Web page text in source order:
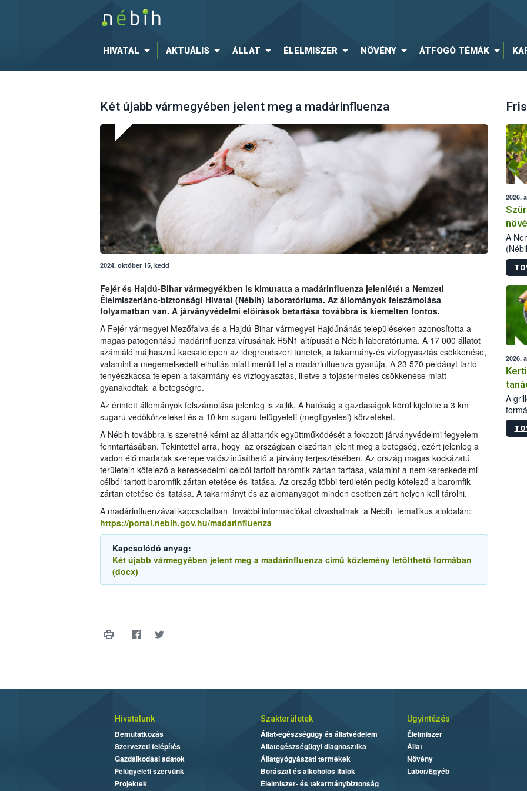
HIVATAL AKTUÁLIS ÁLLAT ÉLELMISZER NÖVÉNY ÁTFOGÓ TÉMÁK
Két újabb vármegyében jelent meg a madárinfluenza
2024. október 15, kedd
Fejér és Hajdú-Bihar vármegyékben is kimutatta a madárinfluenza jelenlétét a Nemzeti
Élelmiszerlánc-biztonsági Hivatal (Nébih) laboratóriuma. Az állományok felszámolása
folyamatban van. A járványvédelmi előírások betartása továbbra is kiemelten fontos.
A Fejér vármegyei Mezőfalva és a Hajdú-Bihar vármegyei Hajdúnánás településeken azonosította a
magas patogenitású madárinfluenza vírusának H5N1 altípusát a Nébih laboratóriuma. A 17 000 állatot
számláló májhasznú kacsatelepen az idegrendszeri tünetek, a takarmány-és vízfogyasztás csökkenése,
valamint a megemelkedett elhullás miatt merült fel a madárinfluenza gyanúja. A 23 570 példányt tartó
tenyészkacsa telepen a takarmány-és vízfogyasztás, illetve a tojástermelés csökkenése miatt
gyanakodtak a betegségre.
Az érintett állományok felszámolása jelenleg is zajlik. A hatóság a gazdaságok körül kijelölte a 3 km
sugarú védőkörzeteket és a 10 km sugarú felügyeleti (megfigyelési) körzeteket.
A Nébih továbbra is szeretné kérni az állattartók együttműködését a fokozott járványvédelmi fegyelem
fenntartásában. Tekintettel arra, hogy az országban elszórtan jelent meg a betegség, ezért jelenleg a
vadon élő madarak szerepe valószínűsíthető a járvány terjesztésében. Az ország magas kockázatú
területein kötelező a kereskedelmi célból tartott baromfik zártan tartása, valamint a nem kereskedelmi
célból tartott baromfik zártan etetése és itatása. Az ország többi területén pedig kötelező a baromfik
zártan etetése és itatása. A takarmányt és az alomanyagot minden esetben zárt helyen kell tárolni.
A madárinfluenzával kapcsolatban további információkat olvashatnak a Nébih tematikus aloldalán:
https://portal.nebih.gov.hu/madarinfluenza
Kapcsolódó anyag:
Két újabb vármegyében jelent meg a madárinfluenza című közlemény letölthető formában
(docx)
2026.
A
Az
2026.
A
Hivatalunk
Bemutatkozás
Szervezeti felépítés
Gazdálkodási adatok
Felügyeleti szervünk
Projektek
Szakterületek
Állat-egészségügy és állatvédelem
Állategészségügyi diagnosztika
Állatgyógyászati termékek
Borászat és alkoholos italok
Élelmiszer- és takarmánybiztonság
Ügyintézés
Élelmiszer
Állat
Növény
Labor/Egyéb